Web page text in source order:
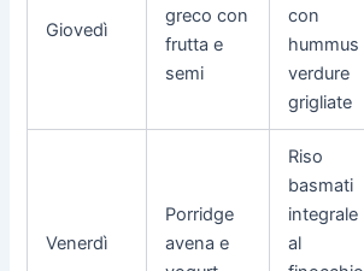
Giovedì
greco con
frutta e
semi
con
hummus
verdure
grigliate
Venerdì
Porridge
avena e
Riso
basmati
integrale
al